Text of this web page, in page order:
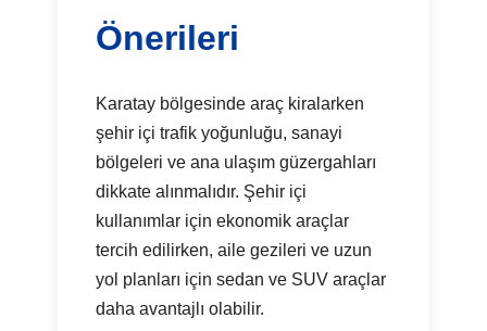
Önerileri
Karatay bölgesinde araç kiralarken
şehir içi trafik yoğunluğu, sanayi
bölgeleri ve ana ulaşım güzergahları
dikkate alınmalıdır. Şehir içi
kullanımlar için ekonomik araçlar
tercih edilirken, aile gezileri ve uzun
yol planları için sedan ve SUV araçlar
daha avantajlı olabilir.